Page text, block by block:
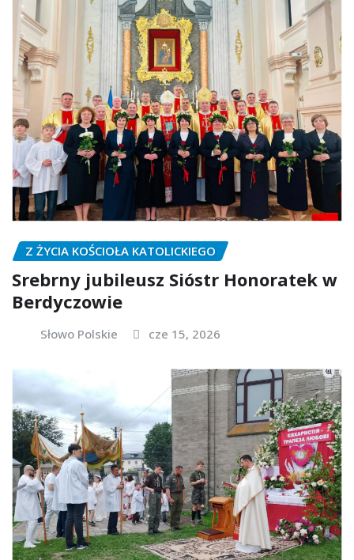
Z ŻYCIA KOŚCIOŁA KATOLICKIEGO
Srebrny jubileusz Sióstr Honoratek w
Berdyczowie
Słowo Polskie cze 15, 2026